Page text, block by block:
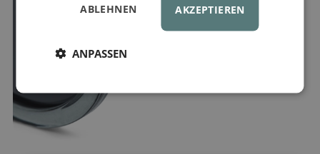
AKZEPTIEREN
ABLEHNEN
ANPASSEN